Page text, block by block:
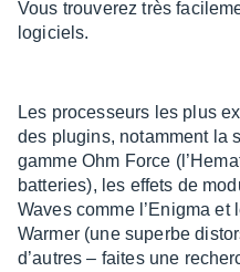
Vous trou­ve­rez très
logi­ciels.
Les proces­seurs les plus
des plugins, notam­ment la
gamme Ohm Force
batte­ries), les effets de
Waves comme l’Enigma
Warmer (une superbe
d’autres – faites une